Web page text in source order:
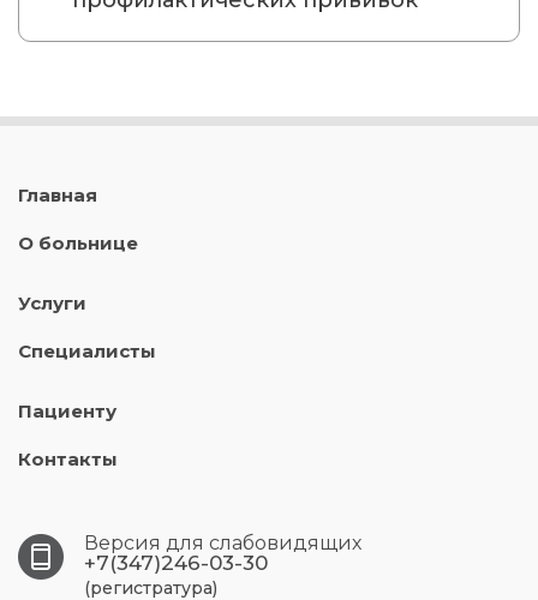
Главная
О больнице
Услуги
Специалисты
Пациенту
Контакты
Версия для слабовидящих
+7(347)246-03-30
(регистратура)